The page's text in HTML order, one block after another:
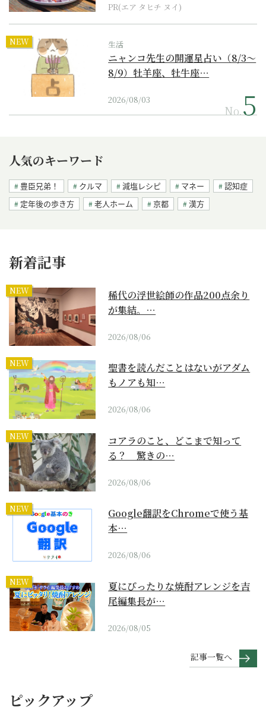
PR(エア タヒチ ヌイ)
NEW 生活
ニャンコ先生の開運星占い（8/3～
8/9）牡羊座、牡牛座…
2026/08/03
No.
人気のキーワード
豊臣兄弟！ クルマ 減塩レシピ マネー
認知症
定年後の歩き方
老人ホーム 京都 漢方
新着記事
NEW
稀代の浮世絵師の作品200点余り
が集結。…
2026/08/06
NEW
聖書を読んだことはないがアダム
もノアも知…
2026/08/06
NEW
コアラのこと、どこまで知って
る？ 驚きの…
2026/08/06
NEW
Google翻訳をChromeで使う基
本…
2026/08/06
NEW
夏にぴったりな焼酎アレンジを吉
尾編集長が…
2026/08/05
記事一覧へ
ピックアップ